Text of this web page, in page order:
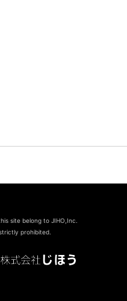
site belong to JIHO,Inc.
prohibited.